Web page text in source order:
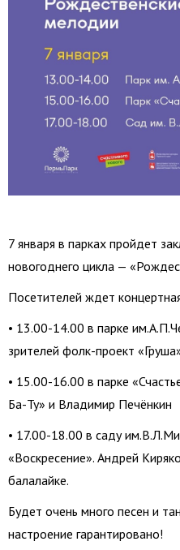
7 января в парках пройдет
новогоднего цикла —
Посетителей ждет
• 13.00-14.00 в парке
зрителей фолк-проект
• 15.00-16.00 в парке
Ба-Ту» и Владимир Печёнкин
• 17.00-18.00 в саду
«Воскресение». Андрей
балалайке.
Будет очень много песен и
настроение гарантировано!